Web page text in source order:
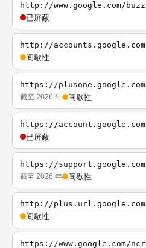
http://www.google.com/buzz
已屏蔽
http://accounts.google.com
间歇性
https://plusone.google.com
截至 2026 年 间歇性
https://account.google.com
已屏蔽
https://support.google.com
截至 2026 年 间歇性
http://plus.url.google.com
间歇性
https://www.google.com/ncr